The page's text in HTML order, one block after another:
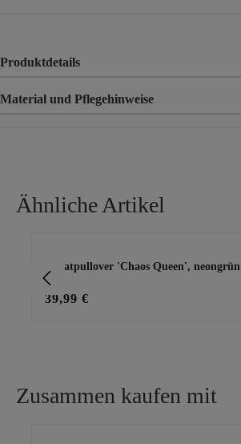
Produktdetails
Material und Pflegehinweise
Ähnliche Artikel
Sweatpullover 'Chaos Queen', neongrün
39,99 €
Zusammen kaufen mit